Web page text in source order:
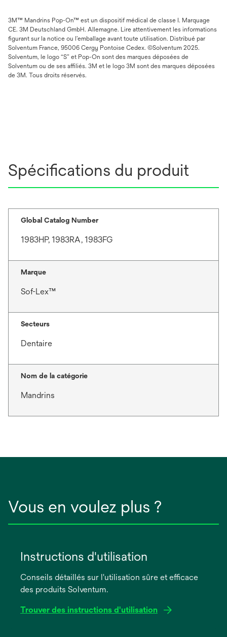
3M™ Mandrins Pop-On™ est un dispositif médical de classe I. Marquage
CE. 3M Deutschland GmbH. Allemagne. Lire attentivement les informations
figurant sur la notice ou l’emballage avant toute utilisation. Distribué par
Solventum France, 95006 Cergy Pontoise Cedex. ©Solventum 2025.
Solventum, le logo “S” et Pop-On sont des marques déposées de
Solventum ou de ses affiliés. 3M et le logo 3M sont des marques déposées
de 3M. Tous droits réservés.
Spécifications du produit
Global Catalog Number
1983HP, 1983RA, 1983FG
Marque
Sof-Lex™
Secteurs
Dentaire
Nom de la catégorie
Mandrins
Vous en voulez plus ?
Instructions d'utilisation
Conseils détaillés sur l'utilisation sûre et efficace
des produits Solventum.
Trouver des instructions d'utilisation